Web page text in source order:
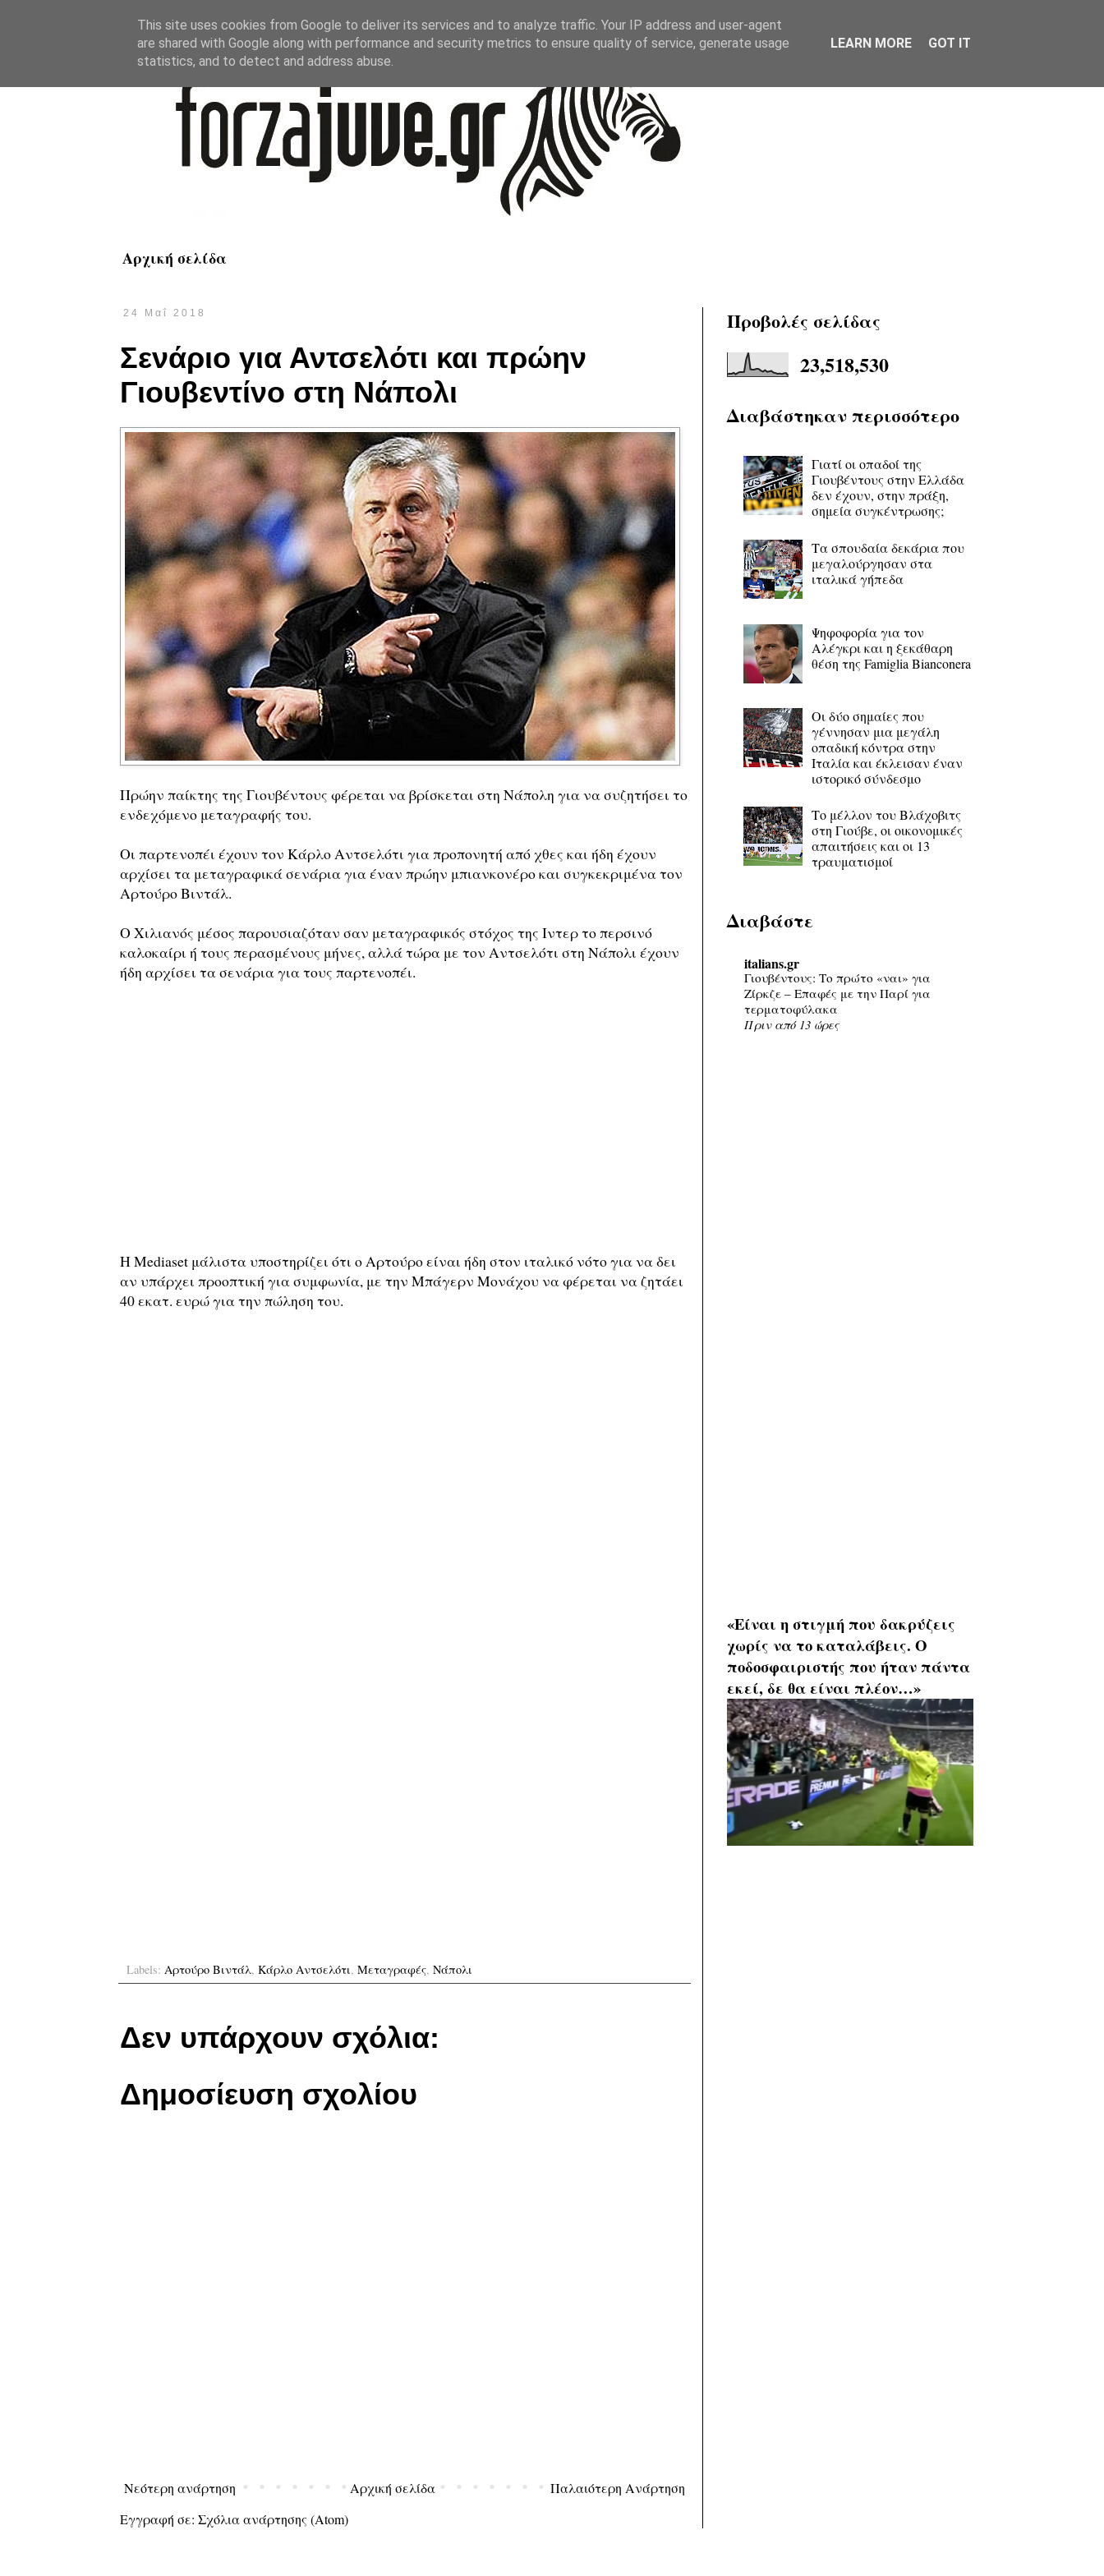
Αρχική σελίδα
24 Μαΐ 2018
Σενάριο για Αντσελότι και πρώην
Γιουβεντίνο στη Νάπολι
Πρώην παίκτης της Γιουβέντους φέρεται να βρίσκεται στη Νάπολη για να συζητήσει το
ενδεχόμενο μεταγραφής του.
Οι παρτενοπέι έχουν τον Κάρλο Αντσελότι για προπονητή από χθες και ήδη έχουν
αρχίσει τα μεταγραφικά σενάρια για έναν πρώην μπιανκονέρο και συγκεκριμένα τον
Αρτούρο Βιντάλ.
Ο Χιλιανός μέσος παρουσιαζόταν σαν μεταγραφικός στόχος της Ιντερ το περσινό
καλοκαίρι ή τους περασμένους μήνες, αλλά τώρα με τον Αντσελότι στη Νάπολι έχουν
ήδη αρχίσει τα σενάρια για τους παρτενοπέι.
H Mediaset μάλιστα υποστηρίζει ότι ο Αρτούρο είναι ήδη στον ιταλικό νότο για να δει
αν υπάρχει προοπτική για συμφωνία, με την Μπάγερν Μονάχου να φέρεται να ζητάει
40 εκατ. ευρώ για την πώληση του.
Labels: Αρτούρο Βιντάλ, Κάρλο Αντσελότι, Μεταγραφές, Νάπολι
Δεν υπάρχουν σχόλια:
Δημοσίευση σχολίου
Νεότερη ανάρτηση Παλαιότερη Ανάρτηση
Αρχική σελίδα
Εγγραφή σε: Σχόλια ανάρτησης (Atom)
Προβολές σελίδας
23,518,530
Διαβάστηκαν περισσότερο
Γιατί οι οπαδοί της
Γιουβέντους στην Ελλάδα
δεν έχουν, στην πράξη,
σημεία συγκέντρωσης;
Τα σπουδαία δεκάρια που
μεγαλούργησαν στα
ιταλικά γήπεδα
Ψηφοφορία για τον
Αλέγκρι και η ξεκάθαρη
θέση της Famiglia Bianconera
Οι δύο σημαίες που
γέννησαν μια μεγάλη
οπαδική κόντρα στην
Ιταλία και έκλεισαν έναν
ιστορικό σύνδεσμο
Το μέλλον του Βλάχοβιτς
στη Γιούβε, οι οικονομικές
απαιτήσεις και οι 13
τραυματισμοί
Διαβάστε
italians.gr
Γιουβέντους: Το πρώτο «ναι» για
Ζίρκζε – Επαφές με την Παρί για
τερματοφύλακα
Πριν από 13 ώρες
«Είναι η στιγμή που δακρύζεις
χωρίς να το καταλάβεις. Ο
ποδοσφαιριστής που ήταν πάντα
εκεί, δε θα είναι πλέον…»
This site uses cookies from Google to deliver its services and to analyze traffic. Your IP address and user-agent
are shared with Google along with performance and security metrics to ensure quality of service, generate usage
statistics, and to detect and address abuse.
LEARN MORE GOT IT